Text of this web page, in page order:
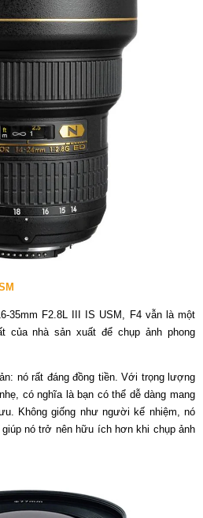
35mm F2.8L III IS USM, F4 vẫn là một
của nhà sản xuất để chụp ảnh phong
nó rất đáng đồng tiền. Với trọng lượng
có nghĩa là bạn có thể dễ dàng mang
Không giống như người kế nhiệm, nó
nó trở nên hữu ích hơn khi chụp ảnh